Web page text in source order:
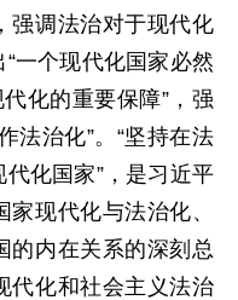
强调法治对于现代化
一个现代化国家必然
化的重要保障”，强
法治化”。“坚持在法
化国家”，是习近平
现代化与法治化、
的内在关系的深刻总
代化和社会主义法治